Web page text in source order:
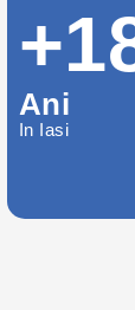
Ani
In Iasi